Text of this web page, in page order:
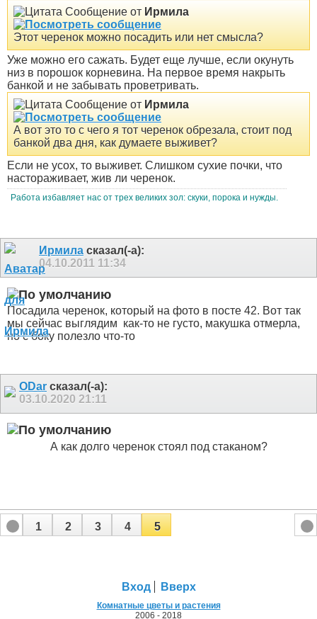
Сообщение от Ирмила
Этот черенок можно посадить или нет смысла?
Уже можно его сажать. Будет еще лучше, если окунуть
низ в порошок корневина. На первое время накрыть
банкой и не забывать проветривать.
Сообщение от Ирмила
А вот это то с чего я тот черенок обрезала, стоит под
банкой два дня, как думаете выживет?
Если не усох, то выживет. Слишком сухие почки, что
настораживает, жив ли черенок.
Работа избавляет нас от трех великих зол: скуки, порока и нужды.
Ирмила сказал(-а):
04.10.2011 11:34
Посадила черенок, который на фото в посте 42. Вот так
мы сейчас выглядим как-то не густо, макушка отмерла,
но с боку полезло что-то
ODar сказал(-а):
03.10.2020 21:11
А как долго черенок стоял под стаканом?
1 2 3 4 5
Вход Вверх
Комнатные цветы и растения
2006 - 2018